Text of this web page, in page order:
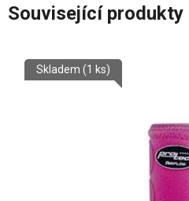
Související produkty
Skladem (1 ks)